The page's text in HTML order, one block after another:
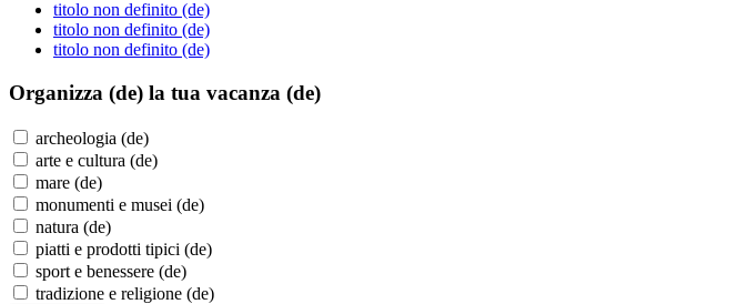
titolo non definito (de)
titolo non definito (de)
titolo non definito (de)
Organizza (de) la tua vacanza (de)
archeologia (de)
arte e cultura (de)
mare (de)
monumenti e musei (de)
natura (de)
piatti e prodotti tipici (de)
sport e benessere (de)
tradizione e religione (de)